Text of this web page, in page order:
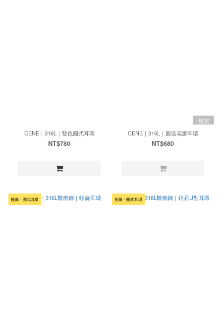
CENE｜316L｜雙色圈式耳環
NT$780
售完
CENE｜316L｜圓弧花瓣耳環
NT$680
推薦・圈式耳環 推薦・圈式耳環